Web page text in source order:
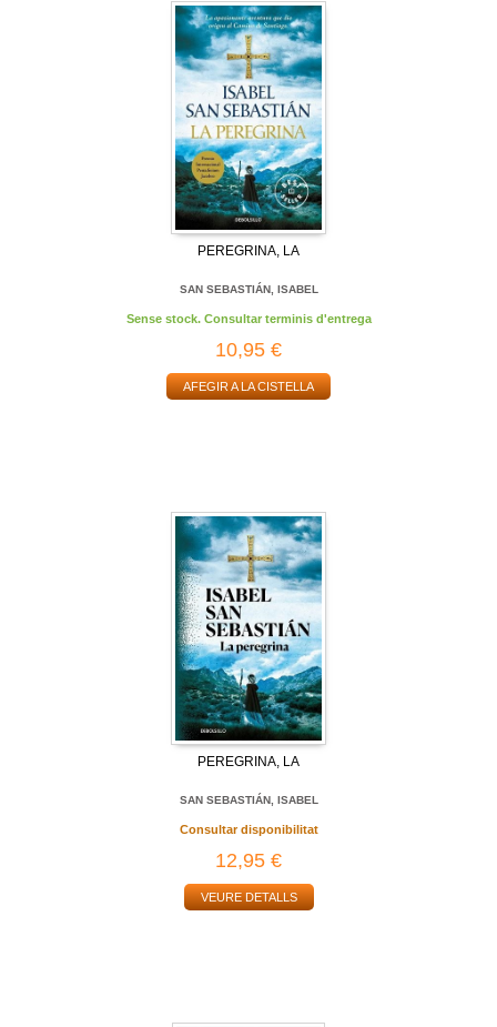
PEREGRINA, LA
SAN SEBASTIÁN, ISABEL
Sense stock. Consultar terminis d'entrega
10,95 €
AFEGIR A LA CISTELLA
PEREGRINA, LA
SAN SEBASTIÁN, ISABEL
Consultar disponibilitat
12,95 €
VEURE DETALLS